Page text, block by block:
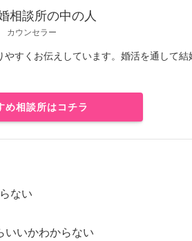
相談所の中の人
カウンセラー
すくお伝えしています。婚活を通して
め相談所はコチラ
ない
いいかわからない